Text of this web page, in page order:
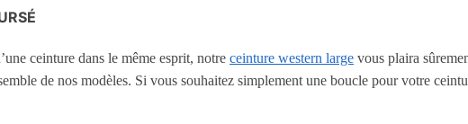
ceinture dans le même esprit, notreceinture western large vous plaira
de nos modèles. Si vous souhaitez simplement une boucle pour votre